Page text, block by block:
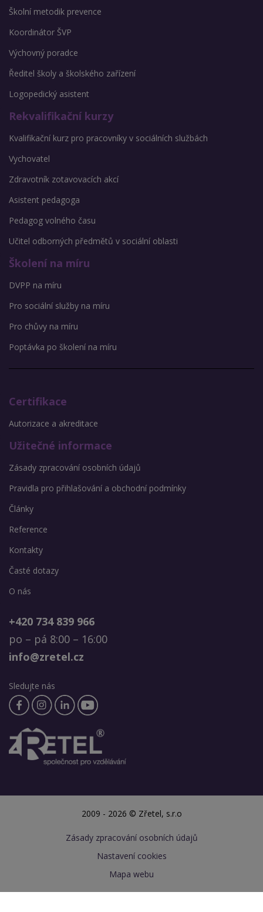
Školní metodik prevence
Koordinátor ŠVP
Výchovný poradce
Ředitel školy a školského zařízení
Logopedický asistent
Rekvalifikační kurzy
Kvalifikační kurz pro pracovníky v sociálních službách
Vychovatel
Zdravotník zotavovacích akcí
Asistent pedagoga
Pedagog volného času
Učitel odborných předmětů v sociální oblasti
Školení na míru
DVPP na míru
Pro sociální služby na míru
Pro chůvy na míru
Poptávka po školení na míru
Certifikace
Autorizace a akreditace
Užitečné informace
Zásady zpracování osobních údajů
Pravidla pro přihlašování a obchodní podmínky
Články
Reference
Kontakty
Časté dotazy
O nás
+420 734 839 966
po – pá 8:00 – 16:00
info@zretel.cz
Sledujte nás
2009 - 2026 © Zřetel, s.r.o
Zásady zpracování osobních údajů
Nastavení cookies
Mapa webu